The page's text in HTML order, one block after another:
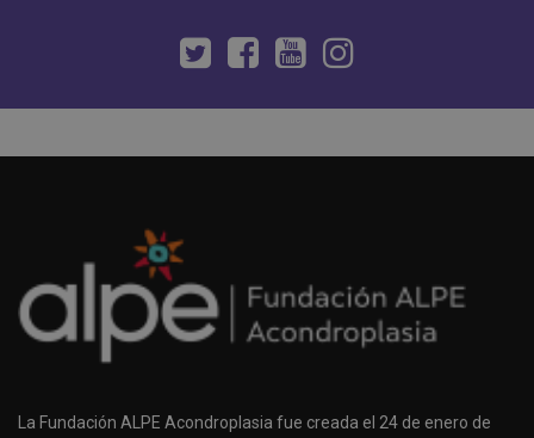
La Fundación ALPE Acondroplasia fue creada el 24 de enero de